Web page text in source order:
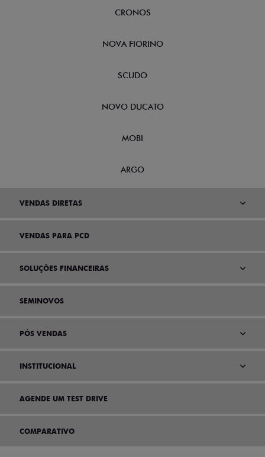
CRONOS
NOVA FIORINO
SCUDO
NOVO DUCATO
MOBI
ARGO
VENDAS DIRETAS
VENDAS PARA PCD
SOLUÇÕES FINANCEIRAS
SEMINOVOS
PÓS VENDAS
INSTITUCIONAL
AGENDE UM TEST DRIVE
COMPARATIVO